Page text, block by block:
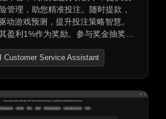
管理，助您精准投注。随时提款，
动游戏预测，提升投注策略智慧。
盈利1%作为奖励。参与奖金抽奖，
区，与信誉机构合作，确保资产安
Customer Service Assistant